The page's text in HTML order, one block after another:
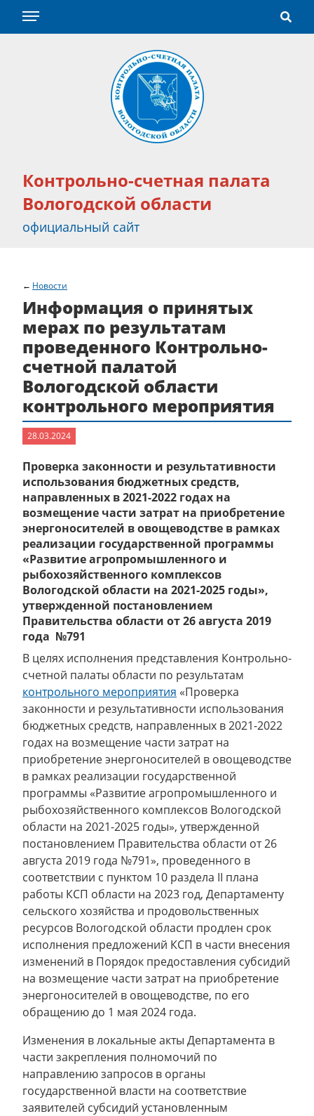
Контрольно-счетная палата
Вологодской области
официальный сайт
Новости
Информация о принятых
мерах по результатам
проведенного Контрольно-
счетной палатой
Вологодской области
контрольного мероприятия
28.03.2024
Проверка законности и результативности
использования бюджетных средств,
направленных в 2021-2022 годах на
возмещение части затрат на приобретение
энергоносителей в овощеводстве в рамках
реализации государственной программы
«Развитие агропромышленного и
рыбохозяйственного комплексов
Вологодской области на 2021-2025 годы»,
утвержденной постановлением
Правительства области от 26 августа 2019
года №791
В целях исполнения представления Контрольно-
счетной палаты области по результатам
контрольного мероприятия «Проверка
законности и результативности использования
бюджетных средств, направленных в 2021-2022
годах на возмещение части затрат на
приобретение энергоносителей в овощеводстве
в рамках реализации государственной
программы «Развитие агропромышленного и
рыбохозяйственного комплексов Вологодской
области на 2021-2025 годы», утвержденной
постановлением Правительства области от 26
августа 2019 года №791», проведенного в
соответствии с пунктом 10 раздела II плана
работы КСП области на 2023 год, Департаменту
сельского хозяйства и продовольственных
ресурсов Вологодской области продлен срок
исполнения предложений КСП в части внесения
изменений в Порядок предоставления субсидий
на возмещение части затрат на приобретение
энергоносителей в овощеводстве, по его
обращению до 1 мая 2024 года.
Изменения в локальные акты Департамента в
части закрепления полномочий по
направлению запросов в органы
государственной власти на соответствие
заявителей субсидий установленным